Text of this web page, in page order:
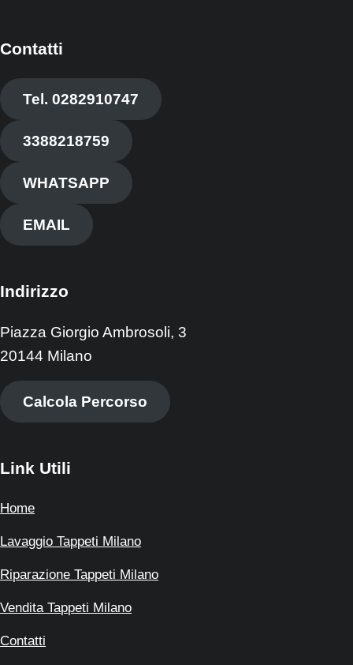
Contatti
Tel. 0282910747
3388218759
WHATSAPP
EMAIL
Indirizzo
Piazza Giorgio Ambrosoli, 3
20144 Milano
Calcola Percorso
Link Utili
Home
Lavaggio Tappeti Milano
Riparazione Tappeti Milano
Vendita Tappeti Milano
Contatti